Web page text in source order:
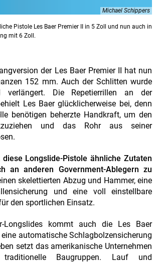
Michael Schippers
Pistole Les Baer Premier II in 5 Zoll und nun auch in
mit 6 Zoll.
der Les Baer Premier II hat nun
152 mm. Auch der Schlitten wurde
verlängert. Die Repetierrillen an der
Les Baer glücklicherweise bei, denn
benötigen beherzte Handkraft, um den
und das Rohr aus seiner
Longslide-Pistole ähnliche Zutaten
an anderen Government-Ablegern zu
skelettierten Abzug und Hammer, eine
und eine voll einstellbare
den sportlichen Einsatz.
Longslides kommt auch die Les Baer
eine automatische Schlagbolzensicherung
setzt das amerikanische Unternehmen
Baugruppen. Lauf und